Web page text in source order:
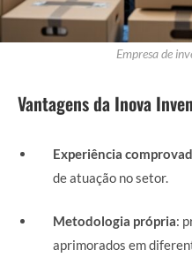
Empresa de
Vantagens da Inova
Experiência
de atuação no setor.
Metodologia própria:
aprimorados em